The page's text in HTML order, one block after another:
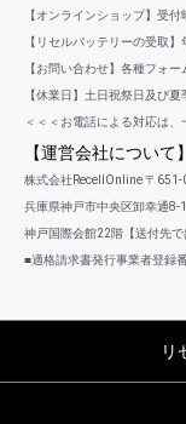
【オンラインショップ】受
【リセルバッテリーの受取】
【お問い合わせ】各種フォ
【休業日】土日祝祭日及び
＜＜＜お電話による対応は
【運営会社について】
株式会社RecellOnline 〒651-
兵庫県神戸市中央区卸幸通8-
神戸国際会館22階【送付先で
■適格請求書発行事業者登録
リ